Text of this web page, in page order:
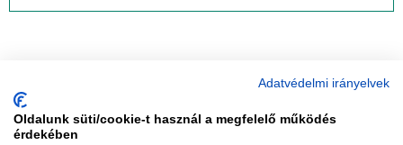
Adatvédelmi irányelvek
Oldalunk süti/cookie-t használ a megfelelő működés
érdekében